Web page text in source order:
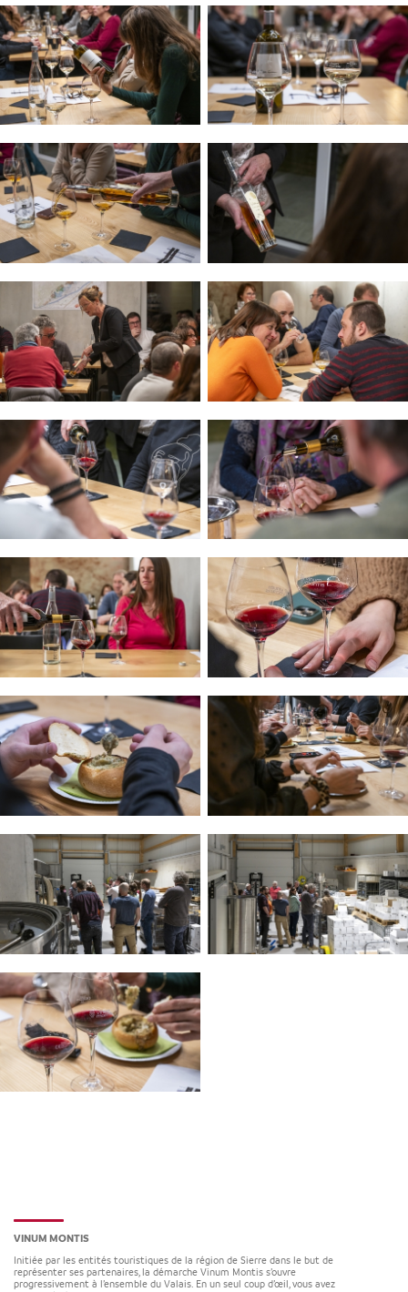
VINUM MONTIS
Initiée par les entités touristiques de la région de Sierre dans le but de
représenter ses partenaires, la démarche Vinum Montis s’ouvre
progressivement à l’ensemble du Valais. En un seul coup d’œil, vous avez